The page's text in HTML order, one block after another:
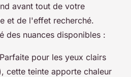
avant tout de votre
et de l'effet recherché.
des nuances disponibles :
pour les yeux clairs
cette teinte apporte chaleur